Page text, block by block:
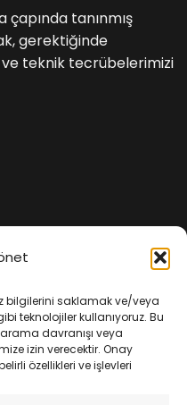
bilgilerini saklamak ve/veya
teknolojiler kullanıyoruz. Bu
davranışı veya
izin verecektir. Onay
özellikleri ve işlevleri
çapında tanınmış
gerektiğinde
ve teknik tecrübelerimizi